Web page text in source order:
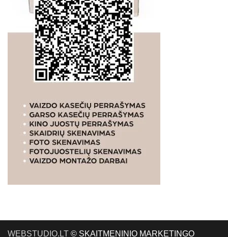
WEBSTUDIO.LT © SKAITMENINIO MARKETINGO